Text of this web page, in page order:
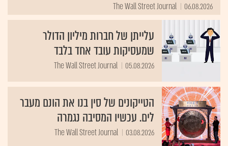
06.08.2026
The Wall Street Journal
עלייתן של חברות מיליון הדולר
שמעסיקות עובד אחד בלבד
05.08.2026
The Wall Street Journal
הטייקונים של סין בנו את הונם מעבר
לים. עכשיו המסיבה נגמרה
03.08.2026
The Wall Street Journal